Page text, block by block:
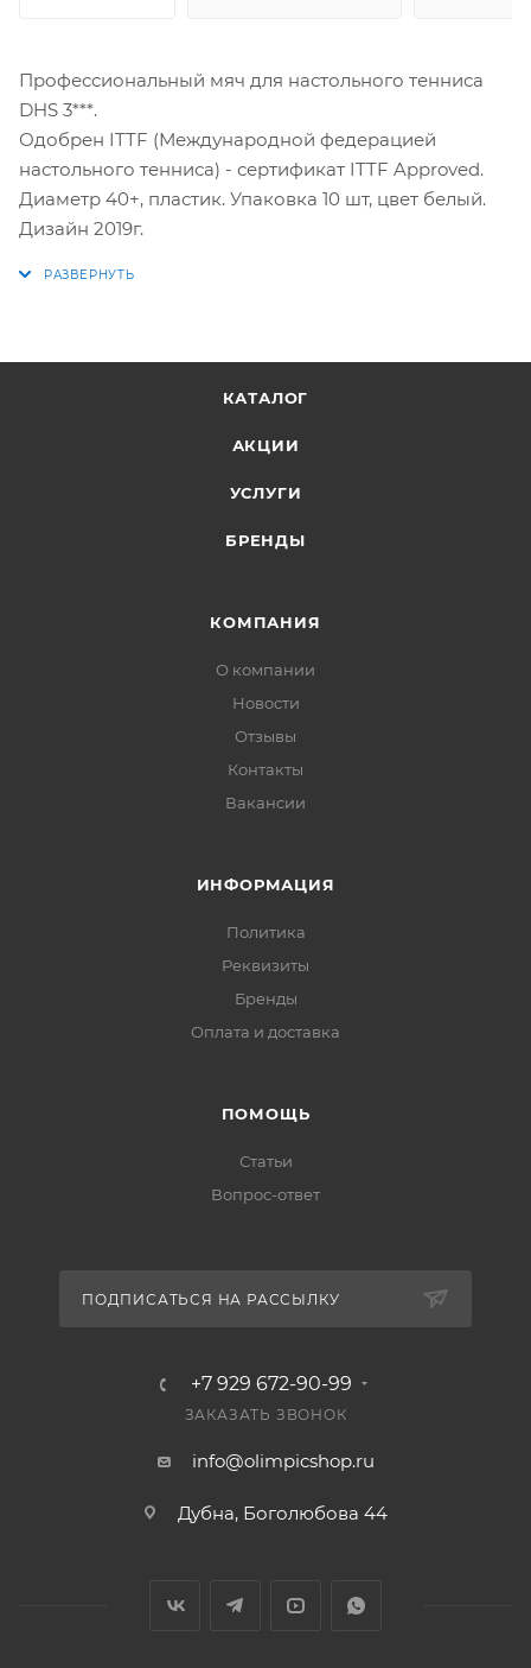
Профессиональный мяч для настольного тенниса
DHS 3***.
Одобрен ITTF (Международной федерацией
настольного тенниса) - сертификат ITTF Approved.
Диаметр 40+, пластик. Упаковка 10 шт, цвет белый.
Дизайн 2019г.
КАТАЛОГ
АКЦИИ
УСЛУГИ
БРЕНДЫ
КОМПАНИЯ
О компании
Новости
Отзывы
Контакты
Вакансии
ИНФОРМАЦИЯ
Политика
Реквизиты
Бренды
Оплата и доставка
ПОМОЩЬ
Статьи
Вопрос-ответ
ПОДПИСАТЬСЯ НА РАССЫЛКУ
+7 929 672-90-99
ЗАКАЗАТЬ ЗВОНОК
info@olimpicshop.ru
Дубна, Боголюбова 44